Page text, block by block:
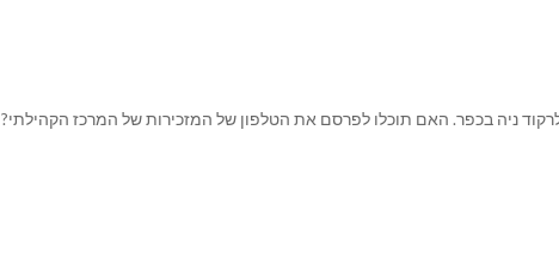
ניה בכפר. האם תוכלו לפרסם את הטלפון של המזכירות של המרכז הקהילתי?